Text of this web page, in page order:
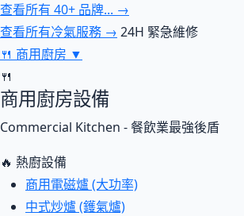
查看所有 40+ 品牌... →
查看所有冷氣服務 → 24H 緊急維修
🍴 商用廚房 ▼
🍴
商用廚房設備
Commercial Kitchen - 餐飲業最強後盾
🔥 熱廚設備
商用電磁爐 (大功率)
中式炒爐 (鑊氣爐)